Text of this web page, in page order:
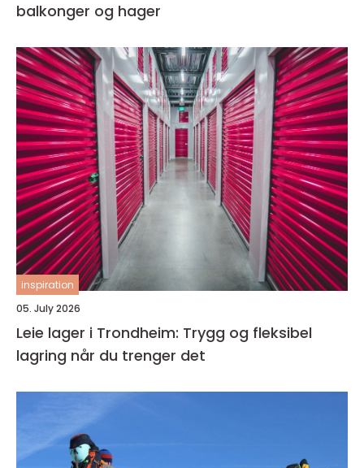
balkonger og hager
inspiration
05. July 2026
Leie lager i Trondheim: Trygg og fleksibel
lagring når du trenger det